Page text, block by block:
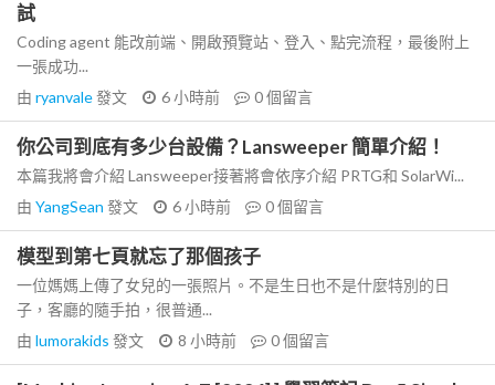
試
Coding agent 能改前端、開啟預覽站、登入、點完流程，最後附上
一張成功...
由 ryanvale發文 6 小時前 0個留言
你公司到底有多少台設備？Lansweeper 簡單介紹！
本篇我將會介紹 Lansweeper接著將會依序介紹 PRTG和 SolarWi...
由 YangSean 發文 6 小時前 0個留言
模型到第七頁就忘了那個孩子
一位媽媽上傳了女兒的一張照片。不是生日也不是什麼特別的日
子，客廳的隨手拍，很普通...
由 lumorakids 發文 8 小時前 0個留言